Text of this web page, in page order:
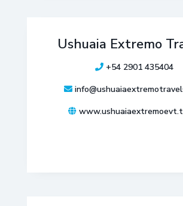
Ushuaia Extremo
+54 2901 435404